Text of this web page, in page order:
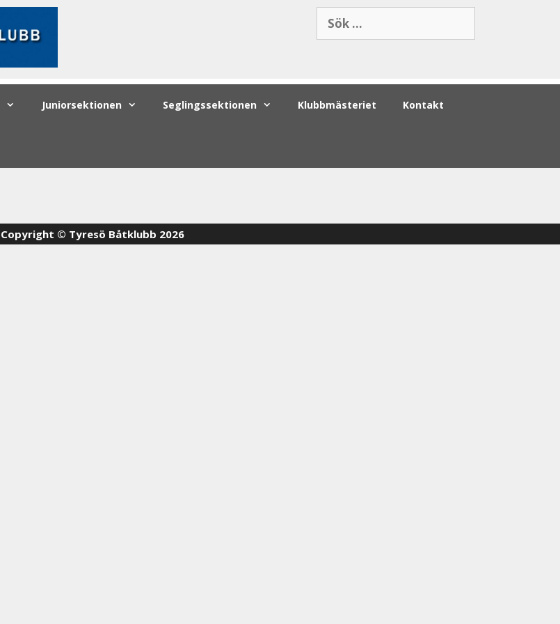
Juniorsektionen Seglingssektionen Klubbmästeriet Kontakt
Copyright © Tyresö Båtklubb 2026